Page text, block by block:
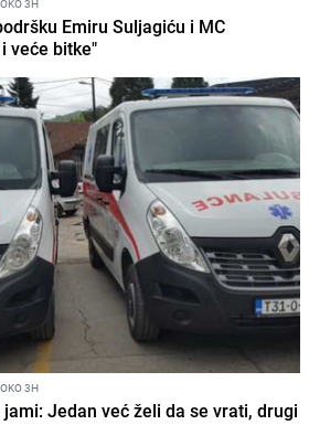
3H
Emiru Suljagiću i MC
veće bitke"
3H
Jedan već želi da se vrati, drugi